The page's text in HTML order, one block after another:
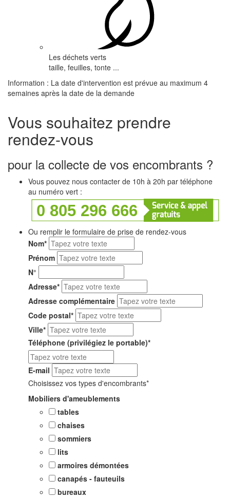
Les déchets verts
taille, feuilles, tonte ...
Information : La date d'intervention est prévue au maximum 4
semaines après la date de la demande
Vous souhaitez prendre
rendez-vous
pour la collecte de vos encombrants ?
Vous pouvez nous contacter de 10h à 20h par téléphone
au numéro vert :
0 805 296 666
Ou remplir le formulaire de prise de rendez-vous
Nom*
Prénom
N°
Adresse*
Adresse complémentaire
Code postal*
Ville*
Téléphone (privilégiez le portable)*
E-mail
Choisissez vos types d'encombrants*
Mobiliers d'ameublements
tables
chaises
sommiers
lits
armoires démontées
canapés - fauteuils
bureaux